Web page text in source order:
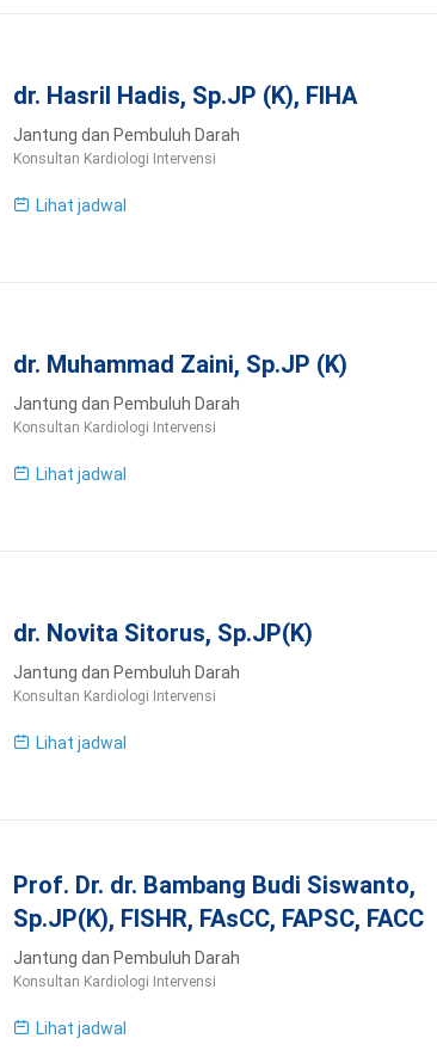
dr. Hasril Hadis, Sp.JP (K), FIHA
Jantung dan Pembuluh Darah
Konsultan Kardiologi Intervensi
Lihat jadwal
dr. Muhammad Zaini, Sp.JP (K)
Jantung dan Pembuluh Darah
Konsultan Kardiologi Intervensi
Lihat jadwal
dr. Novita Sitorus, Sp.JP(K)
Jantung dan Pembuluh Darah
Konsultan Kardiologi Intervensi
Lihat jadwal
Prof. Dr. dr. Bambang Budi Siswanto,
Sp.JP(K), FISHR, FAsCC, FAPSC, FACC
Jantung dan Pembuluh Darah
Konsultan Kardiologi Intervensi
Lihat jadwal